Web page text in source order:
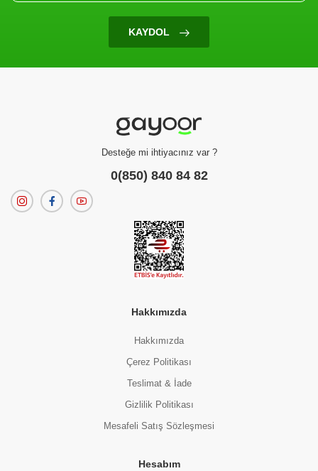
308.00 TL
KAYDOL
Desteğe mi ihtiyacınız var ?
0(850) 840 84 82
Hakkımızda
Hakkımızda
Çerez Politikası
Teslimat & İade
Gizlilik Politikası
Mesafeli Satış Sözleşmesi
Hesabım